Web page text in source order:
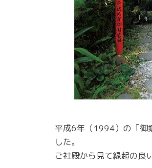
平成6年（1994）の「御
した。
ご社殿から見て縁起の良